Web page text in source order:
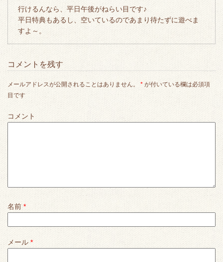
行けるんなら、平日午後がねらい目です♪
平日特典もあるし、空いているのであまり待たずに遊べま
すよ～。
コメントを残す
メールアドレスが公開されることはありません。 * が付いている欄は必須項
目です
コメント
名前 *
メール *